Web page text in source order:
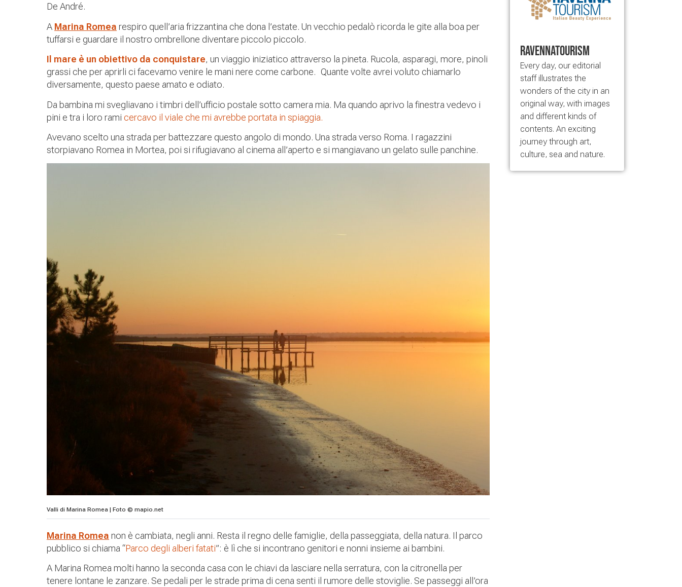
De André.
A Marina Romea respiro quell’aria frizzantina che dona l’estate. Un vecchio pedalò ricorda le gite alla boa per
tuffarsi e guardare il nostro ombrellone diventare piccolo piccolo.
Il mare è un obiettivo da conquistare, un viaggio iniziatico attraverso la pineta. Rucola, asparagi, more, pinoli
grassi che per aprirli ci facevamo venire le mani nere come carbone. Quante volte avrei voluto chiamarlo
diversamente, questo paese amato e odiato.
Da bambina mi svegliavano i timbri dell’ufficio postale sotto camera mia. Ma quando aprivo la finestra vedevo i
pini e tra i loro rami cercavo il viale che mi avrebbe portata in spiaggia.
Avevano scelto una strada per battezzare questo angolo di mondo. Una strada verso Roma. I ragazzini
storpiavano Romea in Mortea, poi si rifugiavano al cinema all’aperto e si mangiavano un gelato sulle panchine.
Valli di Marina Romea | Foto © mapio.net
Marina Romea non è cambiata, negli anni. Resta il regno delle famiglie, della passeggiata, della natura. Il parco
pubblico si chiama “Parco degli alberi fatati”: è lì che si incontrano genitori e nonni insieme ai bambini.
A Marina Romea molti hanno la seconda casa con le chiavi da lasciare nella serratura, con la citronella per
tenere lontane le zanzare. Se pedali per le strade prima di cena senti il rumore delle stoviglie. Se passeggi all’ora
RavennaTourism
Every day, our editorial
staff illustrates the
wonders of the city in an
original way, with images
and different kinds of
contents. An exciting
journey through art,
culture, sea and nature.